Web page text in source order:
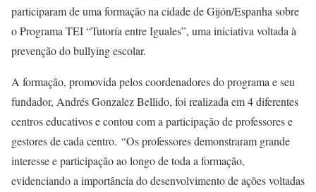
participaram de uma formação na cidade de Gijón/Espanha sobre
o Programa TEI “Tutoría entre Iguales”, uma iniciativa voltada à
prevenção do bullying escolar.
A formação, promovida pelos coordenadores do programa e seu
fundador, Andrés Gonzalez Bellido, foi realizada em 4 diferentes
centros educativos e contou com a participação de professores e
gestores de cada centro. “Os professores demonstraram grande
interesse e participação ao longo de toda a formação,
evidenciando a importância do desenvolvimento de ações voltadas